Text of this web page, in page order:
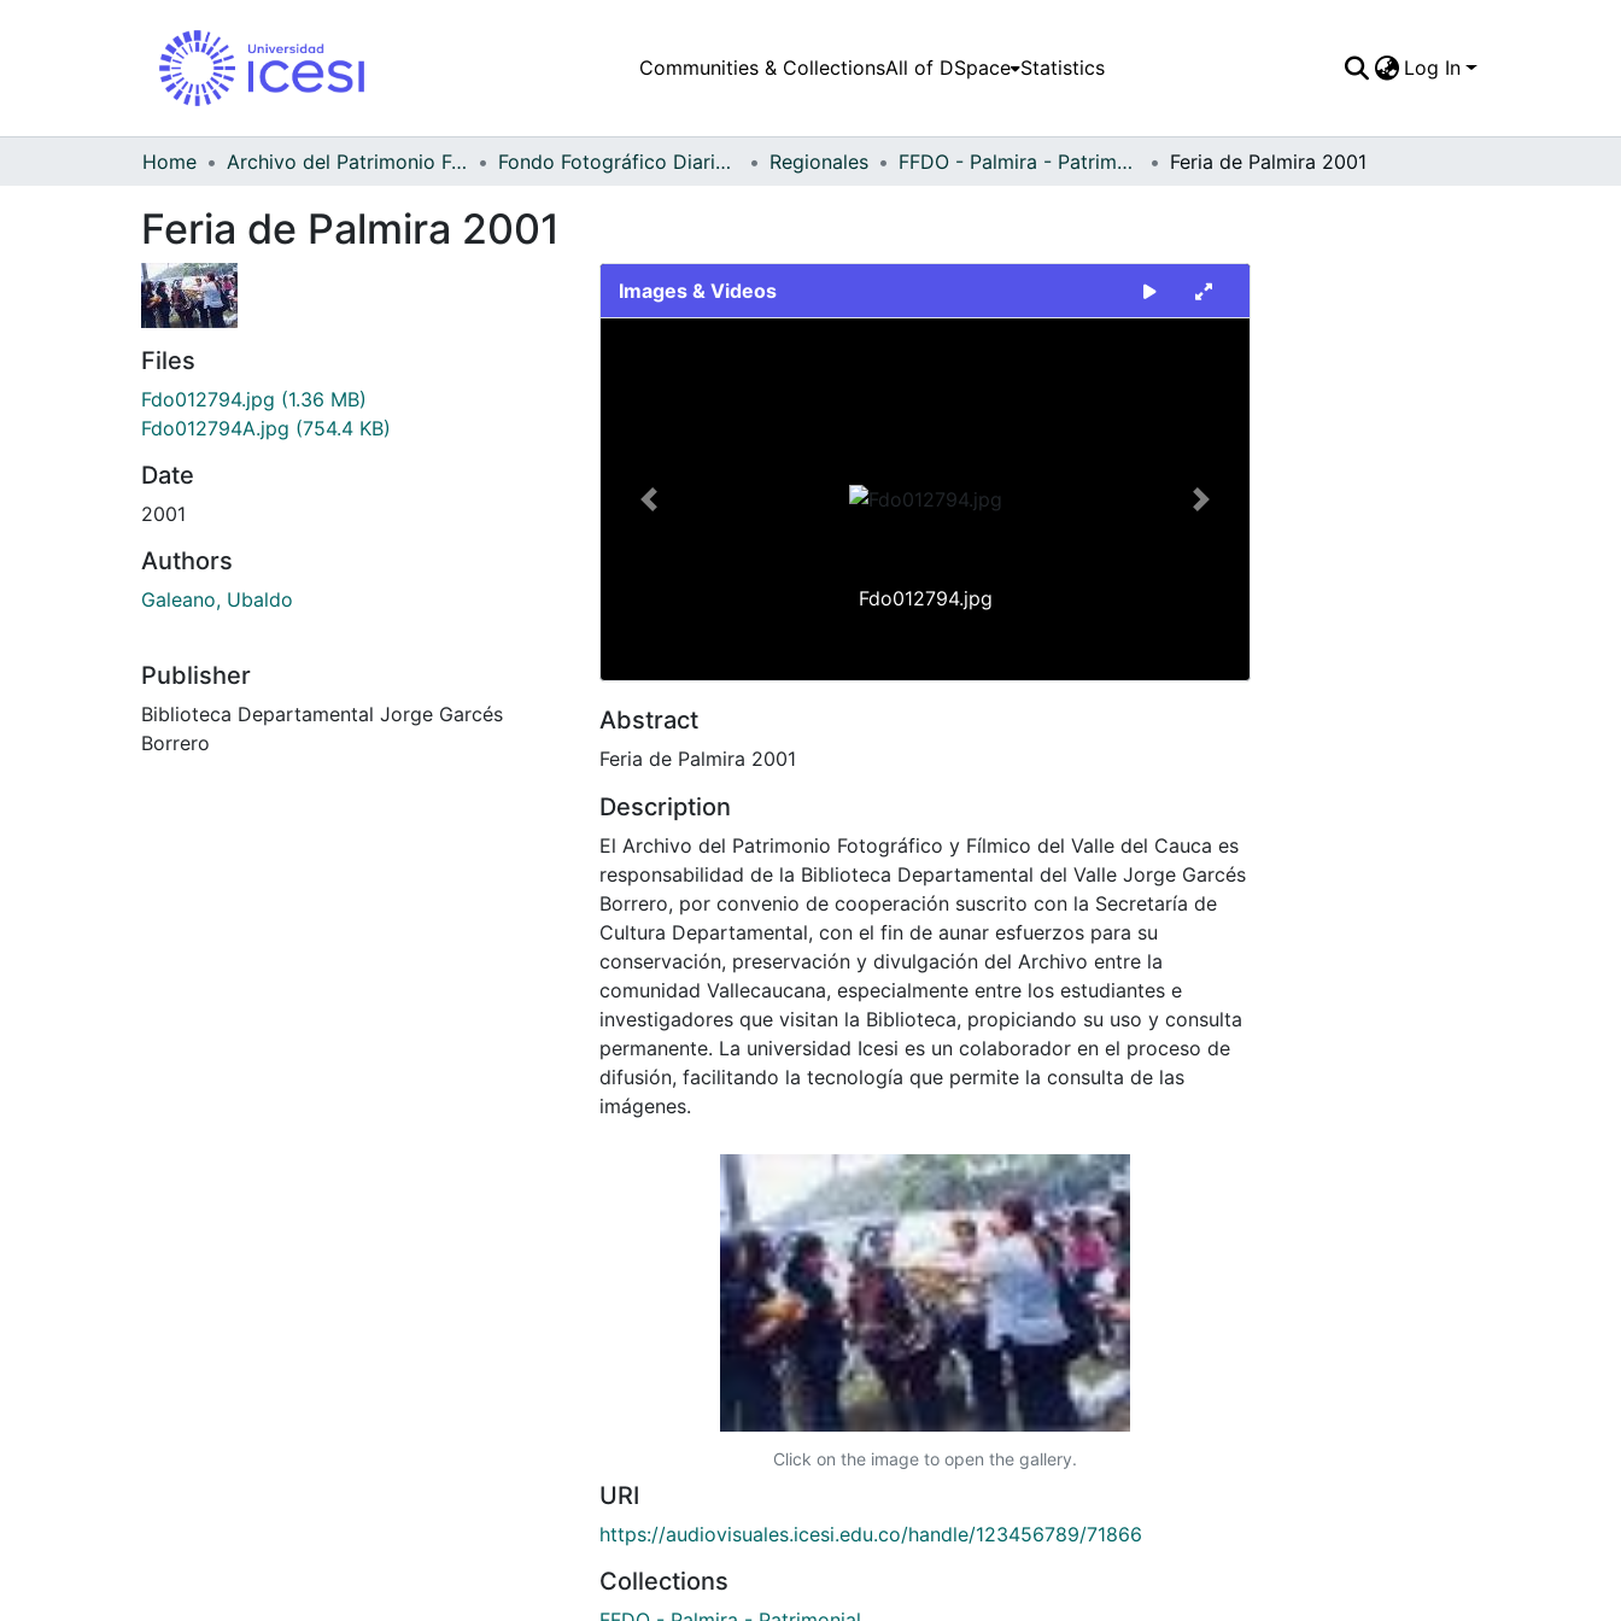
Communities & CollectionsAll of DSpace Statistics Log In
Home Archivo del Patrimonio Fotográfico y Fílmico del Valle del Cauca Fondo Fotográfico Diario Occidente Regionales FFDO - Palmira - Patrimonial Feria de Palmira 2001
Feria de Palmira 2001
Files
Fdo012794.jpg (1.36 MB)
Fdo012794A.jpg (754.4 KB)
Date
2001
Authors
Galeano, Ubaldo
Publisher
Biblioteca Departamental Jorge Garcés
Borrero
Images & Videos
Fdo012794.jpg
Previous Next
Abstract
Feria de Palmira 2001
Description
El Archivo del Patrimonio Fotográfico y Fílmico del Valle del Cauca es
responsabilidad de la Biblioteca Departamental del Valle Jorge Garcés
Borrero, por convenio de cooperación suscrito con la Secretaría de
Cultura Departamental, con el fin de aunar esfuerzos para su
conservación, preservación y divulgación del Archivo entre la
comunidad Vallecaucana, especialmente entre los estudiantes e
investigadores que visitan la Biblioteca, propiciando su uso y consulta
permanente. La universidad Icesi es un colaborador en el proceso de
difusión, facilitando la tecnología que permite la consulta de las
imágenes.
Click on the image to open the gallery.
URI
https://audiovisuales.icesi.edu.co/handle/123456789/71866
Collections